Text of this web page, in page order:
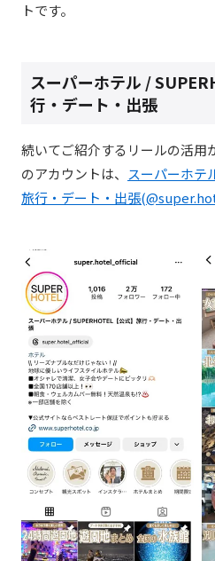
トです。
スーパーホテル /
行・デート・出張
続いてご紹介するリールの活用
のアカウントは、 スーパーホテ
旅行・デート・出張